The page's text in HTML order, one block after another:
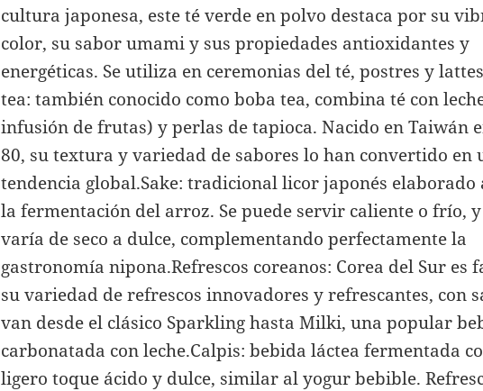
cultura japonesa, este té verde en polvo destaca por su
color, su sabor umami y sus propiedades antioxidantes y
energéticas. Se utiliza en ceremonias del té, postres y
tea: también conocido como boba tea, combina té con
infusión de frutas) y perlas de tapioca. Nacido en Taiwán
80, su textura y variedad de sabores lo han convertido en
tendencia global.Sake: tradicional licor japonés
la fermentación del arroz. Se puede servir caliente o frío,
varía de seco a dulce, complementando perfectamente la
gastronomía nipona.Refrescos coreanos: Corea del Sur es
su variedad de refrescos innovadores y refrescantes, con
van desde el clásico Sparkling hasta Milki, una popular
carbonatada con leche.Calpis: bebida láctea fermentada
ligero toque ácido y dulce, similar al yogur bebible.